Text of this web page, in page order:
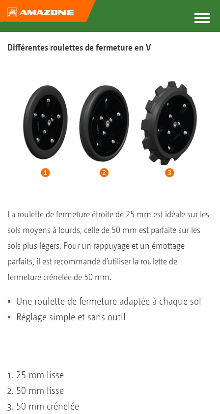
Différentes roulettes de fermeture en V
La roulette de fermeture étroite de 25 mm est idéale sur les
sols moyens à lourds, celle de 50 mm est parfaite sur les
sols plus légers. Pour un rappuyage et un émottage
parfaits, il est recommandé d’utiliser la roulette de
fermeture crénelée de 50 mm.
Une roulette de fermeture adaptée à chaque sol
Réglage simple et sans outil
25 mm lisse
50 mm lisse
50 mm crénelée